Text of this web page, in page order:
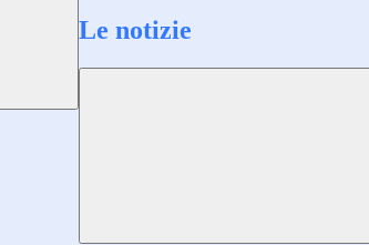
Le notizie